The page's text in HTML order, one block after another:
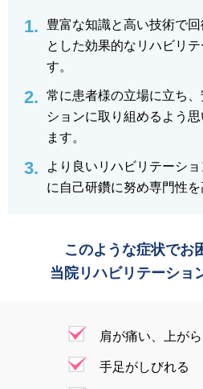
豊富な知識と高い技術で
とした効果的なリハビリ
す。
常に患者様の立場に立ち
ションに取り組めるよう
ます。
より良いリハビリテーシ
に自己研鑽に努め専門性を
このような症状でお
当院リハビリテーショ
肩が痛い、上が
手足がしびれる